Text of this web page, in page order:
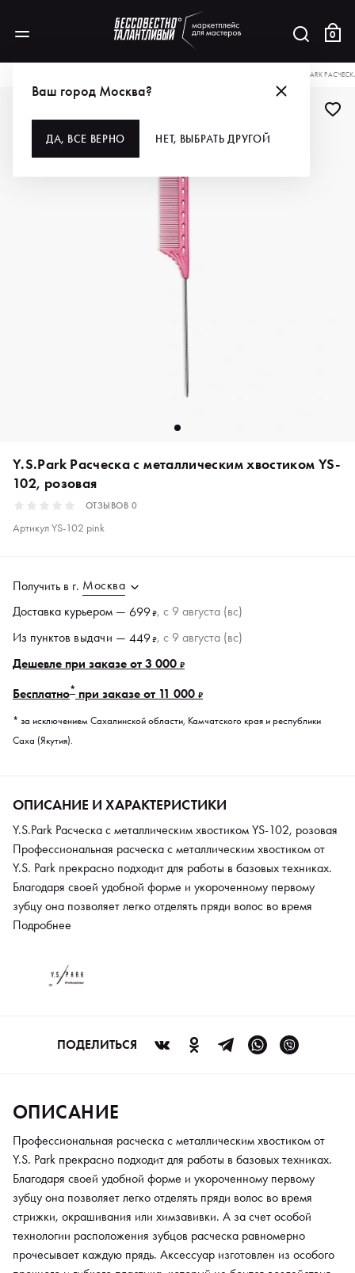
0
Ваш город Москва?
ДА, ВСЕ ВЕРНО НЕТ, ВЫБРАТЬ ДРУГОЙ
Y.S.PARK
Y.S.Park Расческа с металлическим хвостиком YS-
102, розовая
ОТЗЫВОВ 0
АртикулYS-102 pink
Получить в г. Москва
Доставка курьером — 699₽, c 9 августа (вс)
Из пунктов выдачи — 449₽, c 9 августа (вс)
Дешевле при заказе от 3 000 ₽
Бесплатно* при заказе от 11 000 ₽
* за исключением Сахалинской области, Камчатского края и республики
Саха (Якутия).
ОПИСАНИЕ И ХАРАКТЕРИСТИКИ
Y.S.Park Расческа с металлическим хвостиком YS-102, розовая
Профессиональная расческа с металлическим хвостиком от
Y.S. Park прекрасно подходит для работы в базовых техниках.
Благодаря своей удобной форме и укороченному первому
зубцу она позволяет легко отделять пряди волос во время
стрижки, окрашивания или химзавивки. А за счет особой
прочесывает каждую прядь. Аксессуар изготовлен из особого
прочного и гибкого пластика, который не боится воздействия
Подробнее
ПОДЕЛИТЬСЯ
ОПИСАНИЕ
Профессиональная расческа с металлическим хвостиком от
Y.S. Park прекрасно подходит для работы в базовых техниках.
Благодаря своей удобной форме и укороченному первому
зубцу она позволяет легко отделять пряди волос во время
стрижки, окрашивания или химзавивки. А за счет особой
технологии расположения зубцов расческа равномерно
прочесывает каждую прядь. Аксессуар изготовлен из особого